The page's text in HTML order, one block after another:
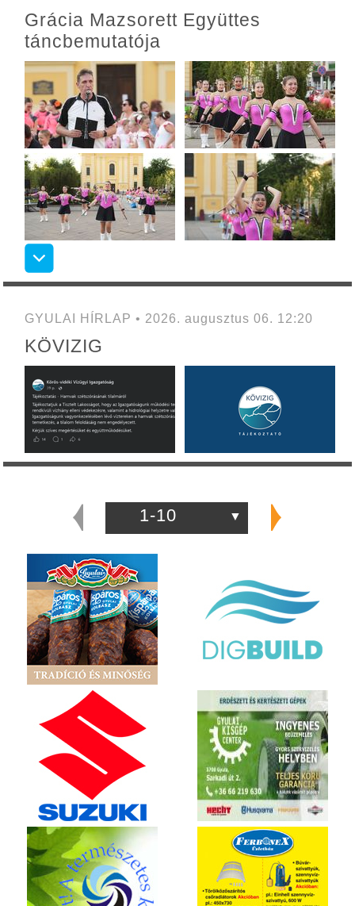
Grácia Mazsorett Együttes
táncbemutatója
GYULAI HÍRLAP • 2026. augusztus 06. 12:20
KÖVIZIG
1-10